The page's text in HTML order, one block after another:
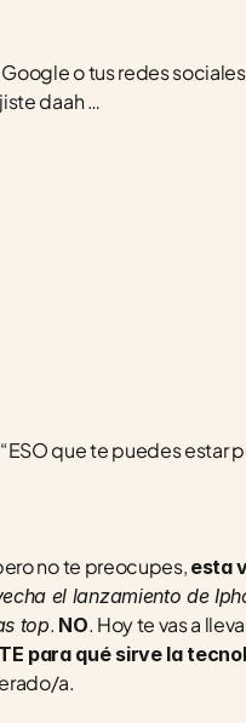
o tus redes
daah …
que te puedes estar
no te preocupes, esta
el lanzamiento de
top. NO. Hoy te vas a
para qué sirve la
a.